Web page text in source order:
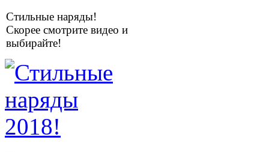
Стильные наряды!
Скорее смотрите видео и
выбирайте!